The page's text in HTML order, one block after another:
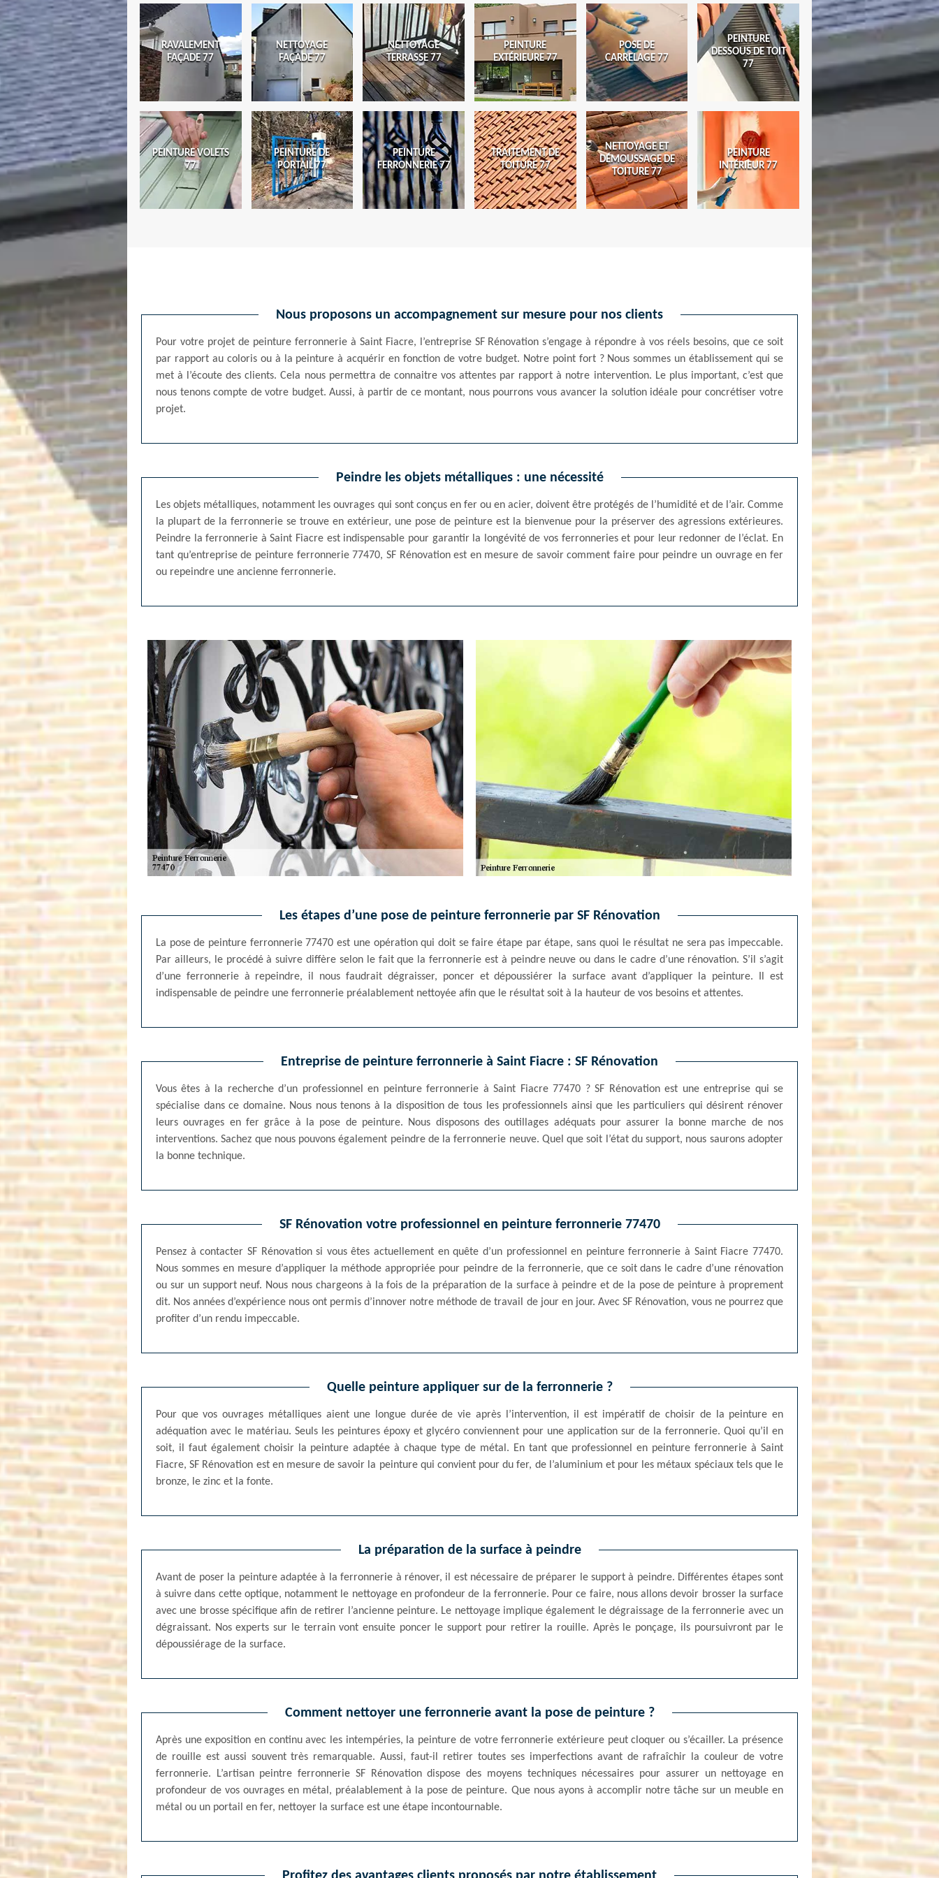
RAVALEMENT
FAÇADE 77
NETTOYAGE
FAÇADE 77
NETTOYAGE
TERRASSE 77
PEINTURE
EXTÉRIEURE 77
POSE DE
CARRELAGE 77
PEINTURE
DESSOUS DE TOIT
77
PEINTURE VOLETS
77
PEINTURE DE
PORTAIL 77
PEINTURE
FERRONNERIE 77
TRAITEMENT DE
TOITURE 77
NETTOYAGE ET
DÉMOUSSAGE DE
TOITURE 77
PEINTURE
INTÉRIEUR 77
Nous proposons un accompagnement sur mesure pour nos clients
Pour votre projet de peinture ferronnerie à Saint Fiacre, l’entreprise SF Rénovation s’engage à répondre à vos réels besoins, que ce soit
par rapport au coloris ou à la peinture à acquérir en fonction de votre budget. Notre point fort ? Nous sommes un établissement qui se
met à l’écoute des clients. Cela nous permettra de connaitre vos attentes par rapport à notre intervention. Le plus important, c’est que
nous tenons compte de votre budget. Aussi, à partir de ce montant, nous pourrons vous avancer la solution idéale pour concrétiser votre
projet.
Peindre les objets métalliques : une nécessité
Les objets métalliques, notamment les ouvrages qui sont conçus en fer ou en acier, doivent être protégés de l’humidité et de l’air. Comme
la plupart de la ferronnerie se trouve en extérieur, une pose de peinture est la bienvenue pour la préserver des agressions extérieures.
Peindre la ferronnerie à Saint Fiacre est indispensable pour garantir la longévité de vos ferronneries et pour leur redonner de l’éclat. En
tant qu’entreprise de peinture ferronnerie 77470, SF Rénovation est en mesure de savoir comment faire pour peindre un ouvrage en fer
ou repeindre une ancienne ferronnerie.
Les étapes d’une pose de peinture ferronnerie par SF Rénovation
La pose de peinture ferronnerie 77470 est une opération qui doit se faire étape par étape, sans quoi le résultat ne sera pas impeccable.
Par ailleurs, le procédé à suivre diffère selon le fait que la ferronnerie est à peindre neuve ou dans le cadre d’une rénovation. S’il s’agit
d’une ferronnerie à repeindre, il nous faudrait dégraisser, poncer et dépoussiérer la surface avant d’appliquer la peinture. Il est
indispensable de peindre une ferronnerie préalablement nettoyée afin que le résultat soit à la hauteur de vos besoins et attentes.
Entreprise de peinture ferronnerie à Saint Fiacre : SF Rénovation
Vous êtes à la recherche d’un professionnel en peinture ferronnerie à Saint Fiacre 77470 ? SF Rénovation est une entreprise qui se
spécialise dans ce domaine. Nous nous tenons à la disposition de tous les professionnels ainsi que les particuliers qui désirent rénover
leurs ouvrages en fer grâce à la pose de peinture. Nous disposons des outillages adéquats pour assurer la bonne marche de nos
interventions. Sachez que nous pouvons également peindre de la ferronnerie neuve. Quel que soit l’état du support, nous saurons adopter
la bonne technique.
SF Rénovation votre professionnel en peinture ferronnerie 77470
Pensez à contacter SF Rénovation si vous êtes actuellement en quête d’un professionnel en peinture ferronnerie à Saint Fiacre 77470.
Nous sommes en mesure d’appliquer la méthode appropriée pour peindre de la ferronnerie, que ce soit dans le cadre d’une rénovation
ou sur un support neuf. Nous nous chargeons à la fois de la préparation de la surface à peindre et de la pose de peinture à proprement
dit. Nos années d’expérience nous ont permis d’innover notre méthode de travail de jour en jour. Avec SF Rénovation, vous ne pourrez que
profiter d’un rendu impeccable.
Quelle peinture appliquer sur de la ferronnerie ?
Pour que vos ouvrages métalliques aient une longue durée de vie après l’intervention, il est impératif de choisir de la peinture en
adéquation avec le matériau. Seuls les peintures époxy et glycéro conviennent pour une application sur de la ferronnerie. Quoi qu’il en
soit, il faut également choisir la peinture adaptée à chaque type de métal. En tant que professionnel en peinture ferronnerie à Saint
Fiacre, SF Rénovation est en mesure de savoir la peinture qui convient pour du fer, de l’aluminium et pour les métaux spéciaux tels que le
bronze, le zinc et la fonte.
La préparation de la surface à peindre
Avant de poser la peinture adaptée à la ferronnerie à rénover, il est nécessaire de préparer le support à peindre. Différentes étapes sont
à suivre dans cette optique, notamment le nettoyage en profondeur de la ferronnerie. Pour ce faire, nous allons devoir brosser la surface
avec une brosse spécifique afin de retirer l’ancienne peinture. Le nettoyage implique également le dégraissage de la ferronnerie avec un
dégraissant. Nos experts sur le terrain vont ensuite poncer le support pour retirer la rouille. Après le ponçage, ils poursuivront par le
dépoussiérage de la surface.
Comment nettoyer une ferronnerie avant la pose de peinture ?
Après une exposition en continu avec les intempéries, la peinture de votre ferronnerie extérieure peut cloquer ou s’écailler. La présence
de rouille est aussi souvent très remarquable. Aussi, faut-il retirer toutes ses imperfections avant de rafraîchir la couleur de votre
ferronnerie. L’artisan peintre ferronnerie SF Rénovation dispose des moyens techniques nécessaires pour assurer un nettoyage en
profondeur de vos ouvrages en métal, préalablement à la pose de peinture. Que nous ayons à accomplir notre tâche sur un meuble en
métal ou un portail en fer, nettoyer la surface est une étape incontournable.